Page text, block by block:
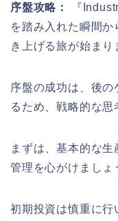
序盤攻略：
『
を踏み入れた瞬間
き上げる旅が始まり
序盤の成功は、後の
るため、戦略的な思
まずは、基本的な
管理を心がけましょ
初期投資は慎重に行